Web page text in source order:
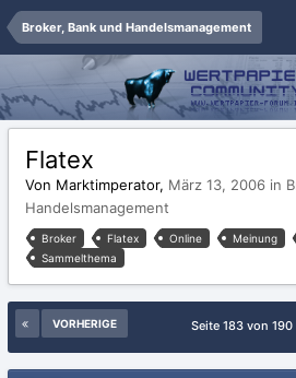
Broker, Bank und Handelsmanagement
Flatex
Von Marktimperator, März 13, 2006 in
Handelsmanagement
Broker Flatex Online Meinung
Sammelthema
VORHERIGE Seite 183 von 190